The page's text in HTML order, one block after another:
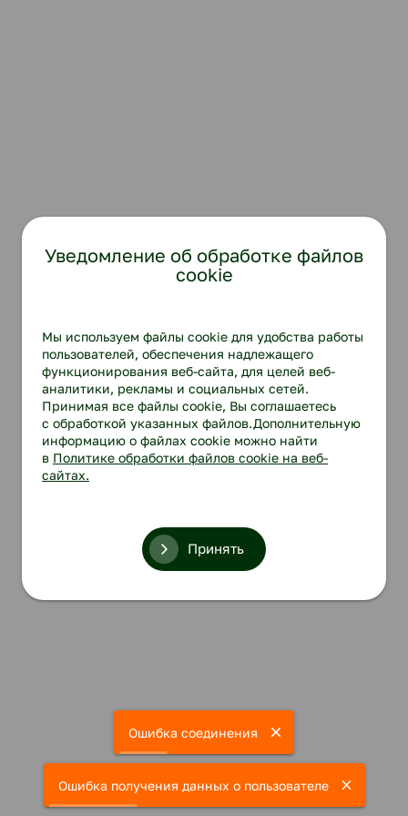
Ошибка соединения
Ошибка получения данных о пользователе
Уведомление об обработке файлов
cookie
Мы используем файлы cookie для удобства работы
пользователей, обеспечения надлежащего
функционирования веб-сайта, для целей веб-
аналитики, рекламы и социальных сетей.
Принимая все файлы cookie, Вы соглашаетесь
с обработкой указанных файлов.Дополнительную
информацию о файлах cookie можно найти
в Политике обработки файлов cookie на веб-
сайтах.
Принять